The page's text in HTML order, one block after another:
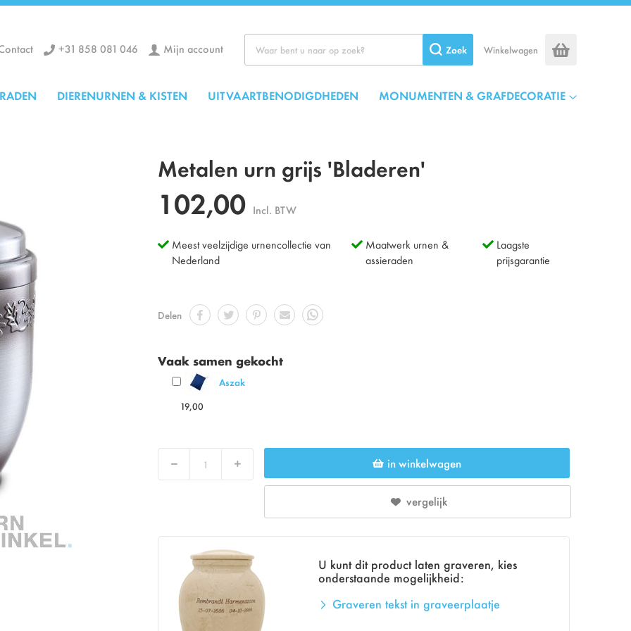
Winkelwagen
+31 858 081 046 Mijn account Zoek
DIERENURNEN & KISTEN UITVAARTBENODIGDHEDEN MONUMENTEN & GRAFDECORATIE
Metalen urn grijs 'Bladeren'
102,00 Incl. BTW
Meest veelzijdige urnencollectie van
Nederland
Maatwerk urnen &
assieraden
Laagste
prijsgarantie
Delen
Vaak samen gekocht
Aszak
19,00
Verlaag Verhoog in winkelwagen
vergelijk
U kunt dit product laten graveren, kies
onderstaande mogelijkheid:
Graveren tekst in graveerplaatje